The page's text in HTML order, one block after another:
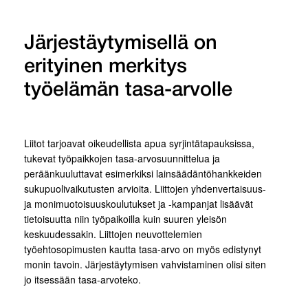
Järjestäytymisellä on
erityinen merkitys
työelämän tasa-arvolle
Liitot tarjoavat oikeudellista apua syrjintätapauksissa,
tukevat työpaikkojen tasa-arvosuunnittelua ja
peräänkuuluttavat esimerkiksi lainsäädäntöhankkeiden
sukupuolivaikutusten arvioita. Liittojen yhdenvertaisuus-
ja monimuotoisuuskoulutukset ja -kampanjat lisäävät
tietoisuutta niin työpaikoilla kuin suuren yleisön
keskuudessakin. Liittojen neuvottelemien
työehtosopimusten kautta tasa-arvo on myös edistynyt
monin tavoin. Järjestäytymisen vahvistaminen olisi siten
jo itsessään tasa-arvoteko.